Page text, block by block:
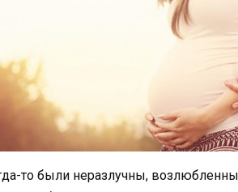
то были неразлучны,